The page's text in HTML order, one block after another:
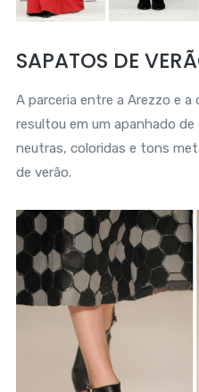
SAPATOS DE
A parceria entre a Arezzo e a
resultou em um apanhado
neutras, coloridas e tons
de verão.